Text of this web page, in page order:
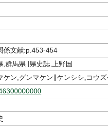
係文献:p.453-454
,群馬県∥県史誌,上野国
ケン,グンマケン∥ケンシシ,コウ